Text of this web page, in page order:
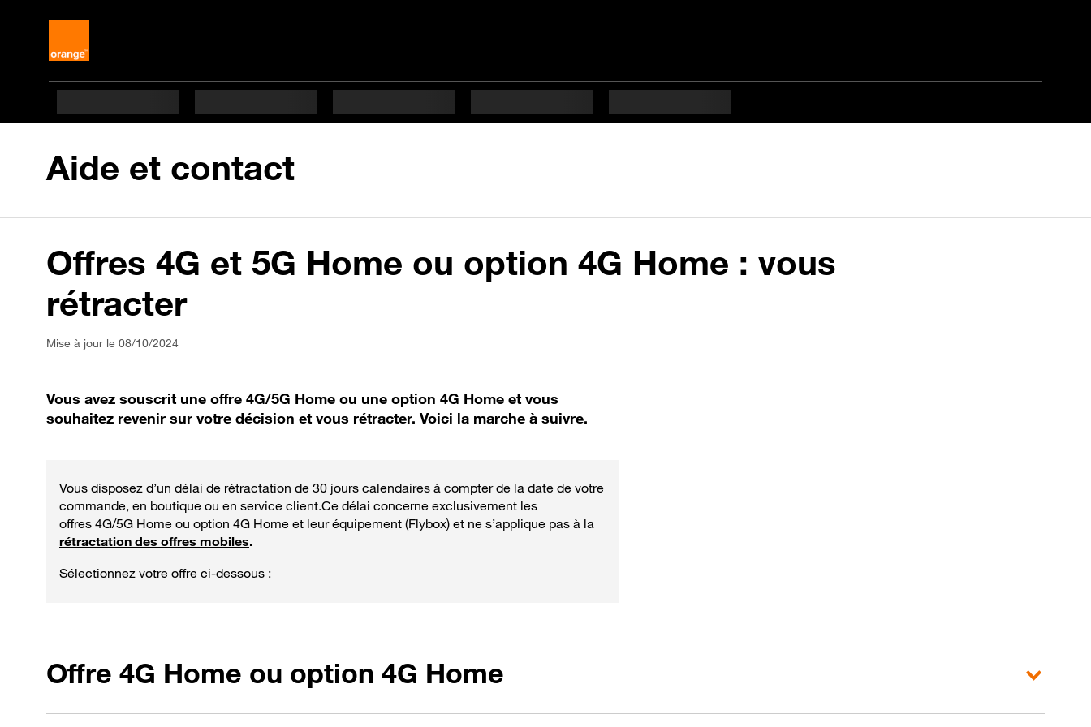
Aide et contact
Offres 4G et 5G Home ou option 4G Home : vous
rétracter
Mise à jour le 08/10/2024
Vous avez souscrit une offre 4G/5G Home ou une option 4G Home et vous
souhaitez revenir sur votre décision et vous rétracter. Voici la marche à suivre.
Vous disposez d’un délai de rétractation de 30 jours calendaires à compter de la date de votre
commande, en boutique ou en service client.Ce délai concerne exclusivement les
offres 4G/5G Home ou option 4G Home et leur équipement (Flybox) et ne s’applique pas à la
rétractation des offres mobiles.
Sélectionnez votre offre ci-dessous :
Offre 4G Home ou option 4G Home